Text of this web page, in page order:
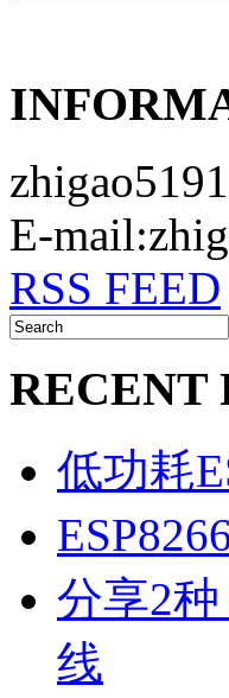
zhigao5191
E-
RSS FEED
RECENT
低功耗
分享2
线